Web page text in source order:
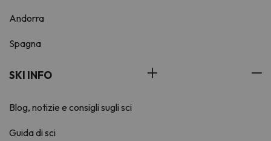
Andorra
Spagna
SKI INFO
Blog, notizie e consigli sugli sci
Guida di sci